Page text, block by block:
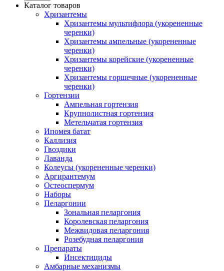
Каталог товаров
Хризантемы
Хризантемы мультифлора (укорененные
черенки)
Хризантемы ампельные (укорененные
черенки)
Хризантемы корейские (укорененные
черенки)
Хризантемы горшечные (укорененные
черенки)
Гортензии
Ампельная гортензия
Крупнолистная гортензия
Метельчатая гортензия
Ипомея батат
Каллизия
Гвоздики
Лаванда
Колеусы (укорененные черенки)
Аргирантемум
Остеоспермум
Наборы
Пеларгонии
Зональная пеларгония
Королевская пеларгония
Межвидовая пеларгония
Розебудная пеларгония
Препараты
Инсектициды
Амбарные механизмы